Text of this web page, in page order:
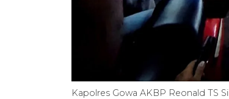
Kapolres Gowa AKBP Reonald TS